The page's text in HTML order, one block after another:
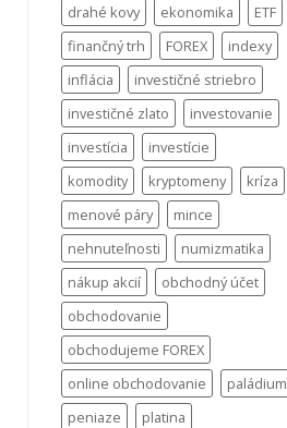
drahé kovy
ekonomika
ETF
finančný trh
FOREX
indexy
inflácia
investičné striebro
investičné zlato
investovanie
investícia
investície
komodity
kryptomeny
kríza
menové páry
mince
nehnuteľnosti
numizmatika
nákup akcií
obchodný účet
obchodovanie
obchodujeme FOREX
online obchodovanie
paládium
peniaze
platina